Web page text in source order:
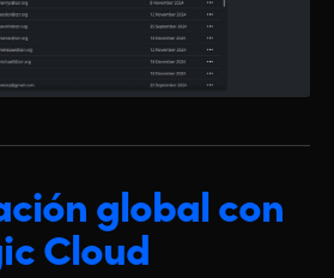
globalcon
Cloud